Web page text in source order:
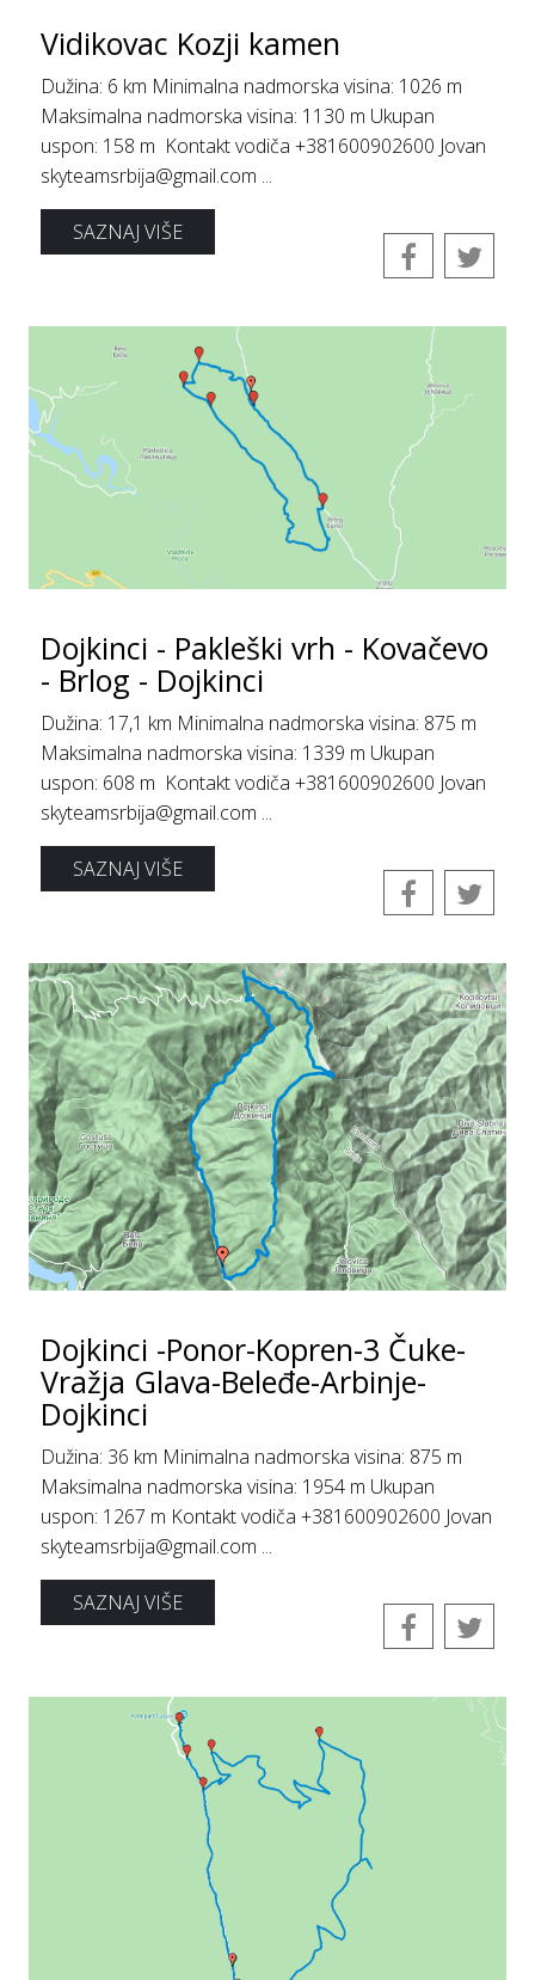
Vidikovac Kozji kamen
Dužina: 6 km Minimalna nadmorska visina: 1026 m
Maksimalna nadmorska visina: 1130 m Ukupan
uspon: 158 m Kontakt vodiča +381600902600 Jovan
skyteamsrbija@gmail.com ...
SAZNAJ VIŠE
Dojkinci - Pakleški vrh - Kovačevo
- Brlog - Dojkinci
Dužina: 17,1 km Minimalna nadmorska visina: 875 m
Maksimalna nadmorska visina: 1339 m Ukupan
uspon: 608 m Kontakt vodiča +381600902600 Jovan
skyteamsrbija@gmail.com ...
SAZNAJ VIŠE
Dojkinci -Ponor-Kopren-3 Čuke-
Vražja Glava-Beleđe-Arbinje-
Dojkinci
Dužina: 36 km Minimalna nadmorska visina: 875 m
Maksimalna nadmorska visina: 1954 m Ukupan
uspon: 1267 m Kontakt vodiča +381600902600 Jovan
skyteamsrbija@gmail.com ...
SAZNAJ VIŠE